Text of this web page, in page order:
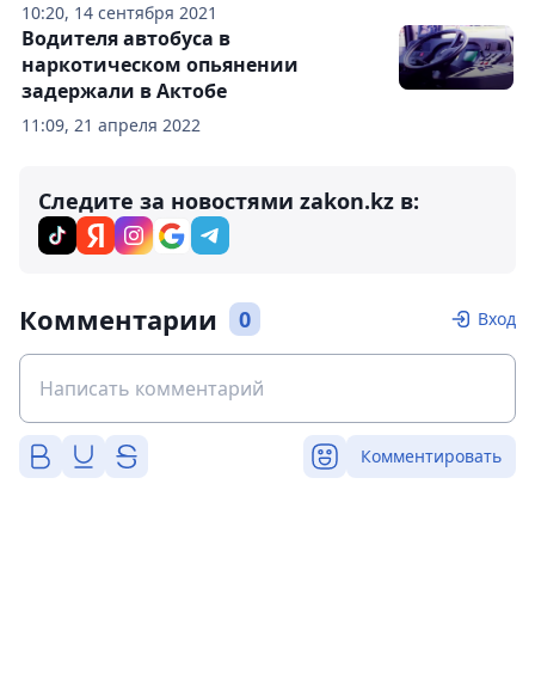
10:20, 14 сентября 2021
11:09, 21 апреля 2022
Водителя автобуса в
наркотическом опьянении
задержали в Актобе
Следите за новостями zakon.kz в:
Комментарии 0 Вход
Комментировать